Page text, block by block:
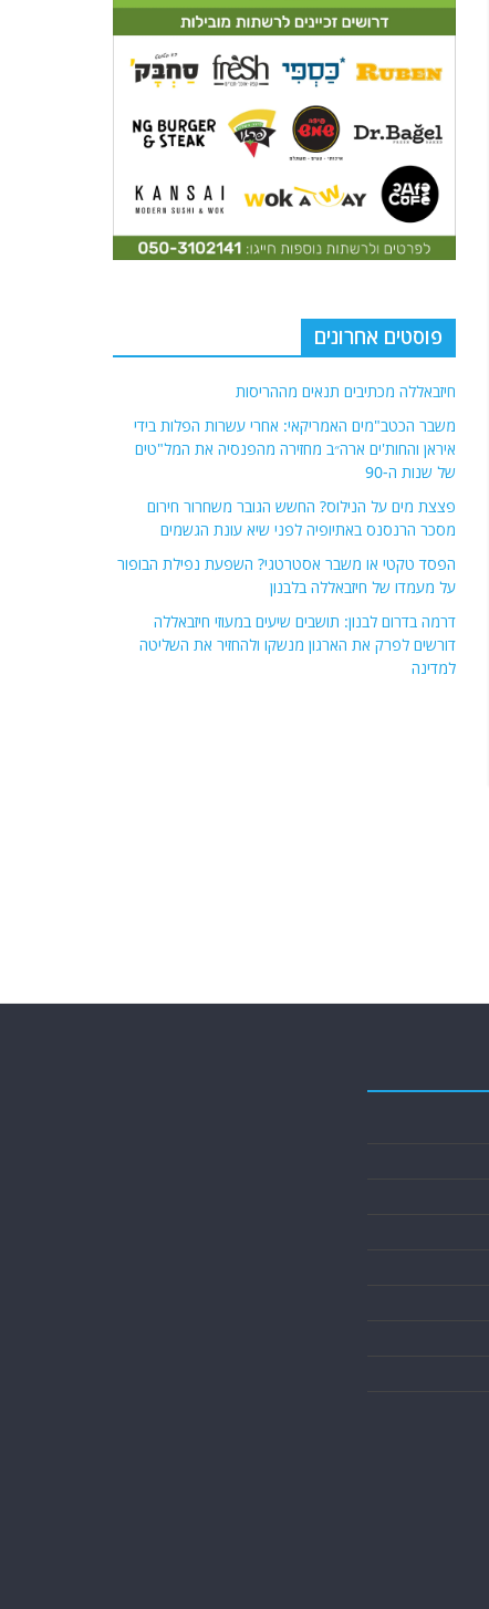
פוסטים אחרונים
חיזבאללה מכתיבים תנאים מההריסות
משבר הכטב"מים האמריקאי: אחרי עשרות הפלות בידי
איראן והחות'ים ארה״ב מחזירה מהפנסיה את המל"טים
של שנות ה-90
פצצת מים על הנילוס? החשש הגובר משחרור חירום
מסכר הרנסנס באתיופיה לפני שיא עונת הגשמים
הפסד טקטי או משבר אסטרטגי? השפעת נפילת הבופור
על מעמדו של חיזבאללה בלבנון
דרמה בדרום לבנון: תושבים שיעים במעוזי חיזבאללה
דורשים לפרק את הארגון מנשקו ולהחזיר את השליטה
למדינה